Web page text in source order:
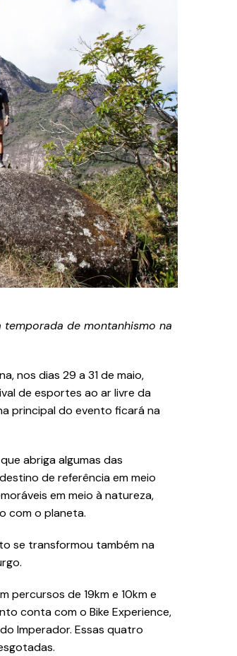
de montanhismo na
nos dias 29 a 31 de maio,
de esportes ao ar livre da
principal do evento ficará na
abriga algumas das
de referência em meio
em meio à natureza,
com o planeta.
se transformou também na
percursos de 19km e 10km e
conta com o Bike Experience,
Imperador. Essas quatro